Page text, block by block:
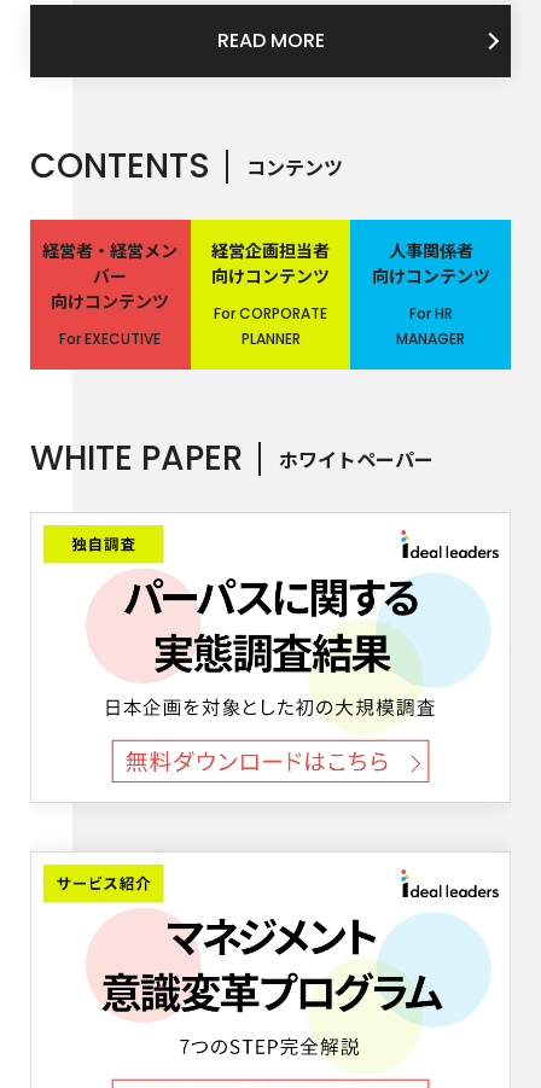
READ MORE
CONTENTS コンテンツ
経営者・経営メン
バー
向けコンテンツ
For EXECUTIVE
経営企画担当者
向けコンテンツ
For CORPORATE
PLANNER
人事関係者
向けコンテンツ
For HR
MANAGER
WHITE PAPER ホワイトペーパー